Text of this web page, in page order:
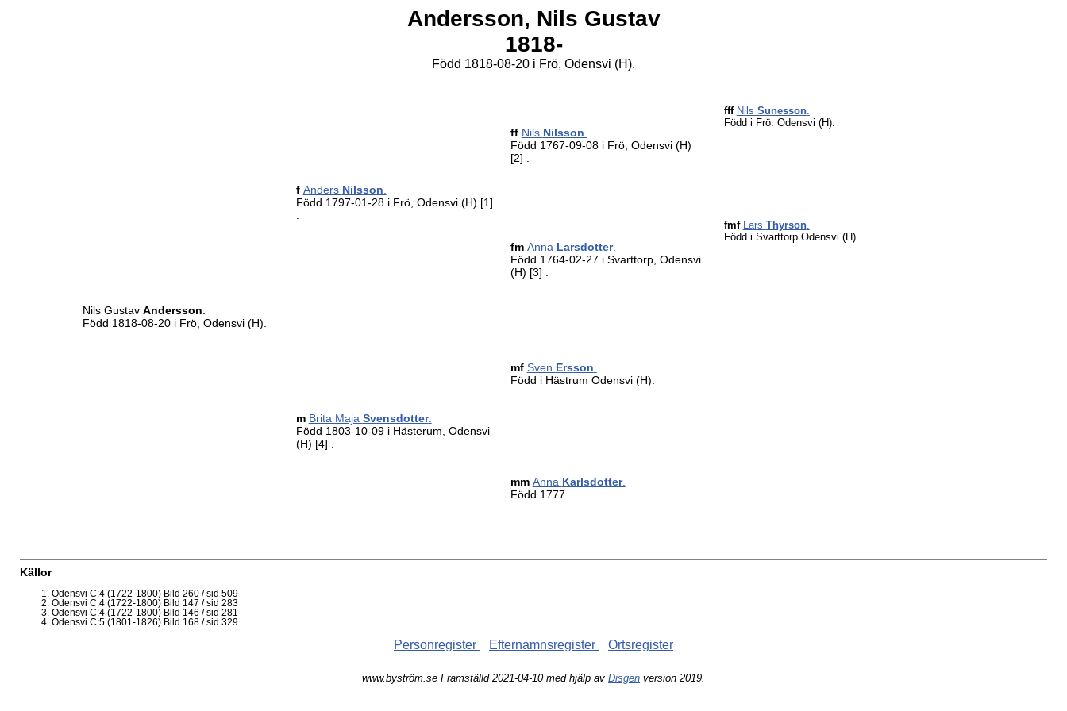
Andersson, Nils Gustav
1818-
Född 1818-08-20 i Frö, Odensvi (H).
Nils Gustav Andersson
Född 1818-08-20 i Frö, Odensvi (H).
f Anders Nilsson
Född 1797-01-28 i Frö, Odensvi (H) [1]
ff Nils Nilsson
Född 1767-09-08 i Frö, Odensvi (H)
[2]
fff Nils Sunesson.
Född i Frö. Odensvi (H).
fm Anna Larsdotter.
Född 1764-02-27 i Svarttorp, Odensvi
(H) [3]
fmf Lars Thyrson.
Född i Svarttorp Odensvi (H).
m Brita Maja Svensdotter.
Född 1803-10-09 i Hästerum, Odensvi
(H) [4]
mf Sven Ersson
Född i Hästrum Odensvi (H).
mm Anna Karlsdotter.
Född 1777.
Källor
Odensvi C:4 (1722-1800) Bild 260 / sid 509
Odensvi C:4 (1722-1800) Bild 147 / sid 283
Odensvi C:4 (1722-1800) Bild 146 / sid 281
Odensvi C:5 (1801-1826) Bild 168 / sid 329
Personregister Efternamnsregister Ortsregister
www.byström.se Framställd 2021-04-10 med hjälp av Disgen version 2019.